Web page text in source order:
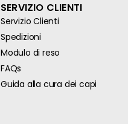
SERVIZIO CLIENTI
Servizio Clienti
Spedizioni
Modulo di reso
FAQs
Guida alla cura dei capi